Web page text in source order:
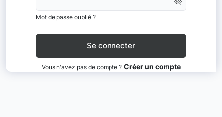
Mot de passe oublié ?
Vous n'avez pas de compte ? Créer un compte